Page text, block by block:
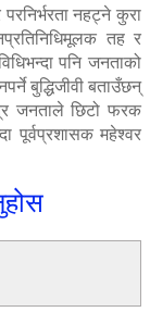
नहट्ने कुरा
तह र
पनि जनताको
बुद्धिजीवी बताउँछन्
जनताले छिटो फरक
पूर्वप्रशासक महेश्वर